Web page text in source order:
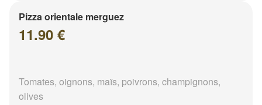
Pizza orientale merguez
11.90 €
Tomates, oignons, maïs, poivrons, champignons,
olives